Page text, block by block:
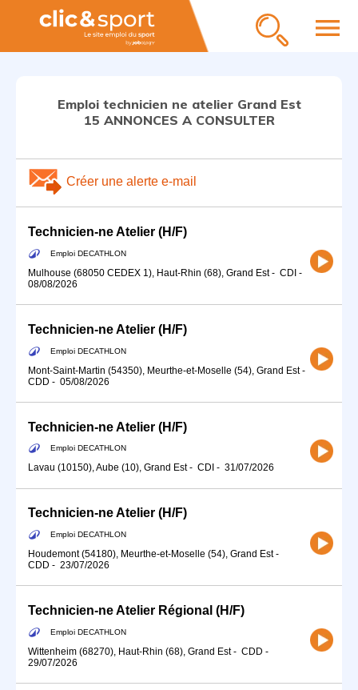
menu
Emploi technicien ne atelier Grand Est
15 ANNONCES A CONSULTER
Créer une alerte e-mail
Technicien-ne Atelier (H/F)
Emploi DECATHLON
Mulhouse (68050 CEDEX 1), Haut-Rhin (68), Grand Est- CDI -
08/08/2026
Technicien-ne Atelier (H/F)
Emploi DECATHLON
Mont-Saint-Martin (54350), Meurthe-et-Moselle (54), Grand Est-
CDD - 05/08/2026
Technicien-ne Atelier (H/F)
Emploi DECATHLON
Lavau (10150), Aube (10), Grand Est- CDI - 31/07/2026
Technicien-ne Atelier (H/F)
Emploi DECATHLON
Houdemont (54180), Meurthe-et-Moselle (54), Grand Est-
CDD - 23/07/2026
Technicien-ne Atelier Régional (H/F)
Emploi DECATHLON
Wittenheim (68270), Haut-Rhin (68), Grand Est- CDD -
29/07/2026